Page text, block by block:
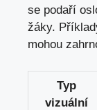
se podaří
žáky.
mohou
Typ
vizuální